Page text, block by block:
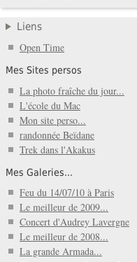
Liens
Open Time
Mes Sites persos
La photo fraîche du jour...
L'école du Mac
Mon site perso...
randonnée Beïdane
Trek dans l'Akakus
Mes Galeries...
Feu du 14/07/10 à Paris
Le meilleur de 2009...
Concert d'Audrey Lavergne
Le meilleur de 2008...
La grande Armada...